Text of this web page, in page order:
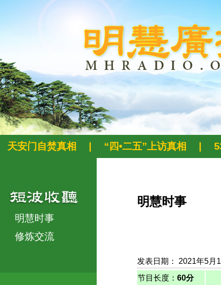
天安门自焚真相 “四•二五”上访真相
明慧时事
修炼交流
明慧时事
发表日期： 2021年5月
节目长度： 60分